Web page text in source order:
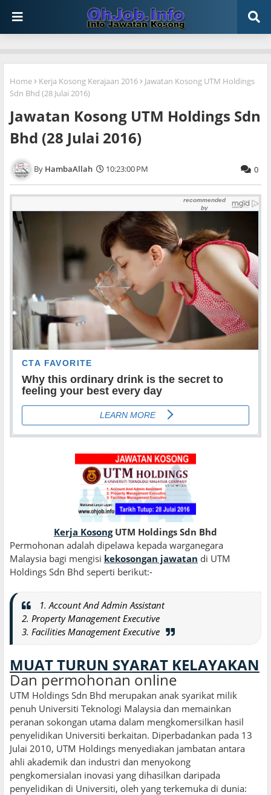
Home Kerja Kosong Kerajaan 2016
Jawatan Kosong UTM Holdings
Sdn Bhd (28 Julai 2016)
Jawatan Kosong UTM Holdings Sdn
Bhd (28 Julai 2016)
HambaAllah 10:23:00 PM 0
Kerja KosongUTM Holdings Sdn Bhd
Permohonan adalah dipelawa kepada warganegara
Malaysia bagi mengisi kekosongan jawatan di UTM
Holdings Sdn Bhd seperti berikut:-
1. Account And Admin Assistant
2. Property Management Executive
3. Facilities Management Executive
MUAT TURUN SYARAT KELAYAKAN
Dan permohonan online
UTM Holdings Sdn Bhd merupakan anak syarikat milik
penuh Universiti Teknologi Malaysia dan memainkan
peranan sokongan utama dalam mengkomersilkan hasil
penyelidikan Universiti berkaitan. Diperbadankan pada 13
Julai 2010, UTM Holdings menyediakan jambatan antara
ahli akademik dan industri dan menyokong
pengkomersialan inovasi yang dihasilkan daripada
penyelidikan di Universiti, oleh yang terkemuka di dunia: